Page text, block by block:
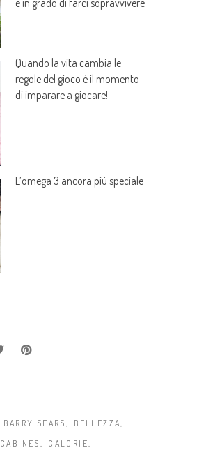
Quando la vita cambia le
regole del gioco è il momento
di imparare a giocare!
L’omega 3 ancora più speciale
BARRY SEARS
BELLEZZA
CABINES
CALORIE